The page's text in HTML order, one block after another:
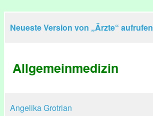
Neueste Version von „Ärzte“ aufrufen
Allgemeinmedizin
Angelika Grotrian